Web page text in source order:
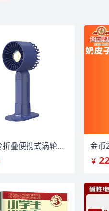
手持制冷折叠便携式涡轮小风扇
￥ 22